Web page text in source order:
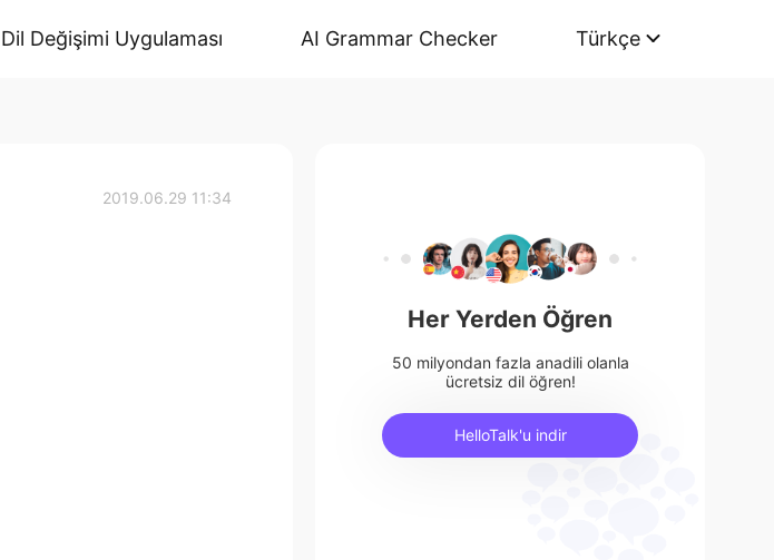
Dil Değişimi Uygulaması AI Grammar Checker Türkçe
2019.06.29 11:34
Her Yerden Öğren
50 milyondan fazla anadili olanla
ücretsiz dil öğren!
HelloTalk'u indir